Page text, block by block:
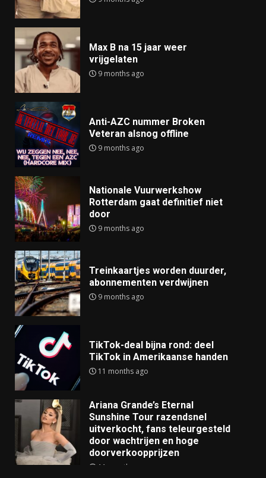
Max B na 15 jaar weer
vrijgelaten
9 months ago
Anti-AZC nummer Broken
Veteran alsnog offline
9 months ago
Nationale Vuurwerkshow
Rotterdam gaat definitief niet
door
9 months ago
Treinkaartjes worden duurder,
abonnementen verdwijnen
9 months ago
TikTok-deal bijna rond: deel
TikTok in Amerikaanse handen
11 months ago
Ariana Grande’s Eternal
Sunshine Tour razendsnel
uitverkocht, fans teleurgesteld
door wachtrijen en hoge
doorverkoopprijzen
11 months ago